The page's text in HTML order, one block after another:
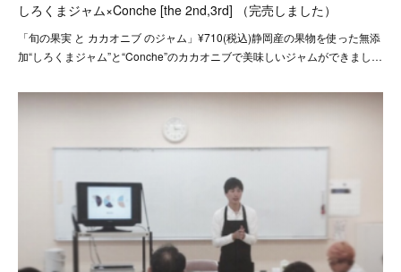
しろくまジャム×Conche [the 2nd,3rd] （完売しました）
「旬の果実 と カカオニブ のジャム」¥710(税込)静岡産の果物を使った無添
加“しろくまジャム”と“Conche”のカカオニブで美味しいジャムができまし…